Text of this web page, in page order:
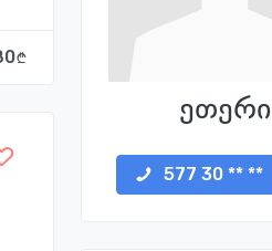
ეთერი
577 30 ** **